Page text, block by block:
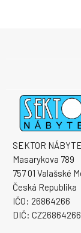
SEKTOR
Masarykova 789
757 01 Valašské
Česká Republika
IČO: 26864266
DIČ: CZ26864266